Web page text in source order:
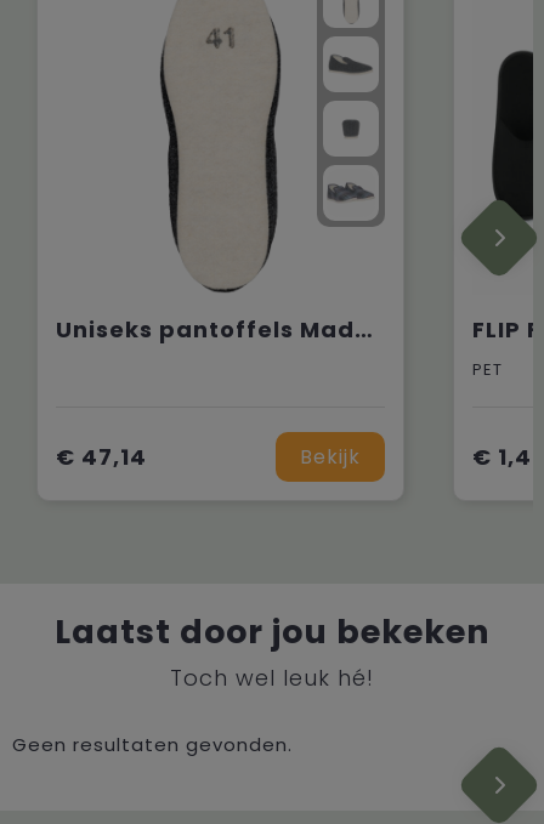
Uniseks pantoffels Made in France
€ 47,14 Bekijk
PET
€
Laatst door jou bekeken
Toch wel leuk hé!
Geen resultaten gevonden.